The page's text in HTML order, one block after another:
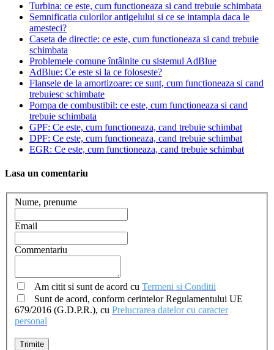
Turbina: ce este, cum functioneaza si cand trebuie schimbata
Semnificatia culorilor antigelului si ce se intampla daca le
amesteci?
Caseta de directie: ce este, cum functioneaza si cand trebuie
schimbata
Problemele comune întâlnite cu sistemul AdBlue
AdBlue: Ce este si la ce foloseste?
Flansele de la amortizoare: ce sunt, cum functioneaza si cand
trebuiesc schimbate
Pompa de combustibil: ce este, cum functioneaza si cand
trebuie schimbata
GPF: Ce este, cum functioneaza, cand trebuie schimbat
DPF: Ce este, cum functioneaza, cand trebuie schimbat
EGR: Ce este, cum functioneaza, cand trebuie schimbat
Lasa un comentariu
Nume, prenume
Email
Commentariu
Am citit si sunt de acord cu Termeni si Conditii
679/2016 (G.D.P.R.), cu Prelucrarea datelor cu caracter
personal
Trimite